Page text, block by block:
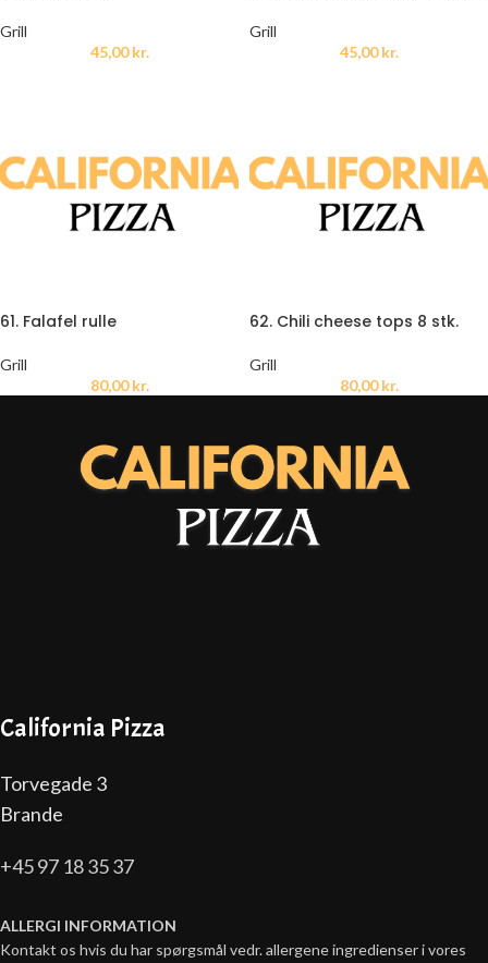
Grill
45,00kr.
Grill
45,00kr.
61. Falafel rulle
Grill
80,00kr.
62. Chili cheese tops 8 stk.
Grill
80,00kr.
California Pizza
Torvegade 3
Brande
+45 97 18 35 37
ALLERGI INFORMATION
Kontakt os hvis du har spørgsmål vedr. allergene ingredienser i vores